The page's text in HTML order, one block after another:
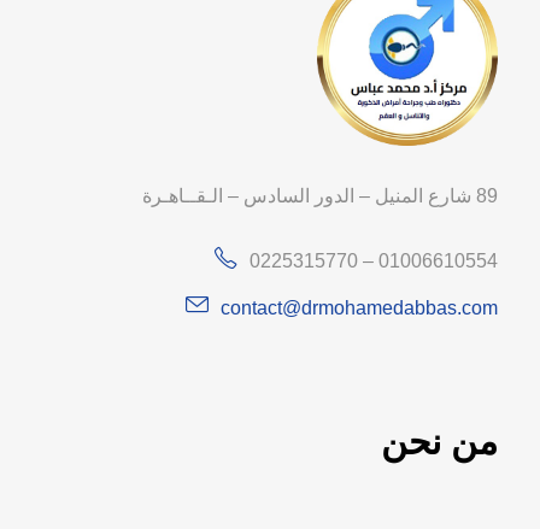
89 شارع المنيل – الدور السادس – الـقــاهـرة
0225315770 – 01006610554
contact@drmohamedabbas.com
من نحن